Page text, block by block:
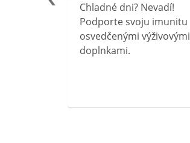
Chladné dni? Nevadí!
Podporte svoju imunitu
osvedčenými výživovými
doplnkami.